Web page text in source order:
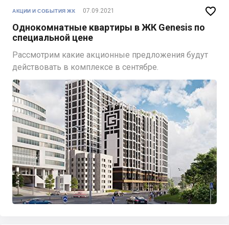
АКЦИИ И СОБЫТИЯ ЖК 07.09.2021
Однокомнатные квартиры в ЖК Genesis по
специальной цене
Рассмотрим какие акционные предложения будут
действовать в комплексе в сентябре.
